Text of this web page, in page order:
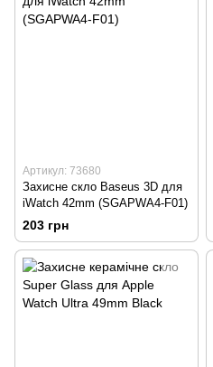
Артикул: 73680
Захисне скло Baseus 3D для
iWatch 42mm (SGAPWA4-F01)
203 грн